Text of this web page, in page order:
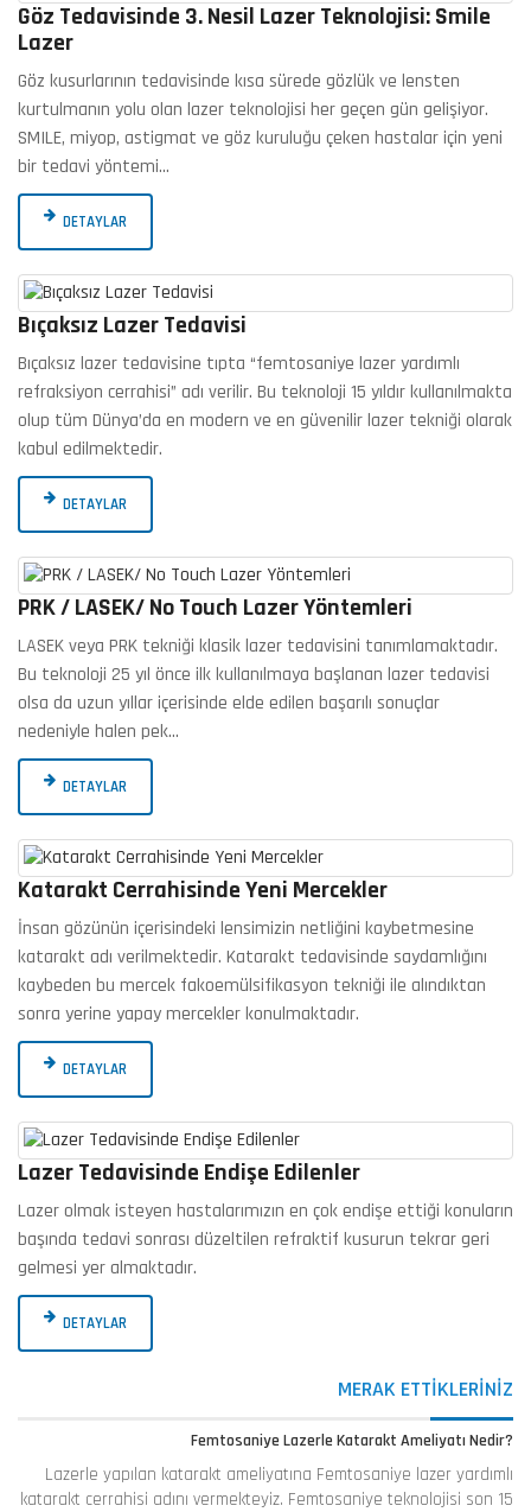
Göz Tedavisinde 3. Nesil Lazer Teknolojisi: Smile
Lazer
Göz kusurlarının tedavisinde kısa sürede gözlük ve lensten
kurtulmanın yolu olan lazer teknolojisi her geçen gün gelişiyor.
SMILE, miyop, astigmat ve göz kuruluğu çeken hastalar için yeni
bir tedavi yöntemi…
DETAYLAR
Bıçaksız Lazer Tedavisi
Bıçaksız lazer tedavisine tıpta “femtosaniye lazer yardımlı
refraksiyon cerrahisi” adı verilir. Bu teknoloji 15 yıldır kullanılmakta
olup tüm Dünya’da en modern ve en güvenilir lazer tekniği olarak
kabul edilmektedir.
DETAYLAR
PRK / LASEK/ No Touch Lazer Yöntemleri
LASEK veya PRK tekniği klasik lazer tedavisini tanımlamaktadır.
Bu teknoloji 25 yıl önce ilk kullanılmaya başlanan lazer tedavisi
olsa da uzun yıllar içerisinde elde edilen başarılı sonuçlar
nedeniyle halen pek…
DETAYLAR
Katarakt Cerrahisinde Yeni Mercekler
İnsan gözünün içerisindeki lensimizin netliğini kaybetmesine
katarakt adı verilmektedir. Katarakt tedavisinde saydamlığını
kaybeden bu mercek fakoemülsifikasyon tekniği ile alındıktan
sonra yerine yapay mercekler konulmaktadır.
DETAYLAR
Lazer Tedavisinde Endişe Edilenler
Lazer olmak isteyen hastalarımızın en çok endişe ettiği konuların
başında tedavi sonrası düzeltilen refraktif kusurun tekrar geri
gelmesi yer almaktadır.
DETAYLAR
MERAK ETTİKLERİNİZ
Femtosaniye Lazerle Katarakt Ameliyatı Nedir?
Lazerle yapılan katarakt ameliyatına Femtosaniye lazer yardımlı
katarakt cerrahisi adını vermekteyiz. Femtosaniye teknolojisi son 15